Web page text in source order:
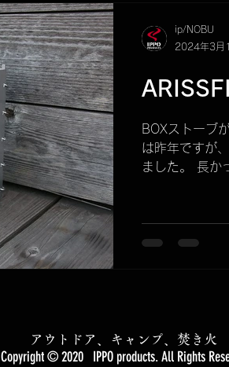
BOXストーブ
は昨年ですが
ました。 長か
ip/NOBU
2024年3月
アウトドア、キャンプ、焚き火
Copyright © 2020 IPPO products. All Rights